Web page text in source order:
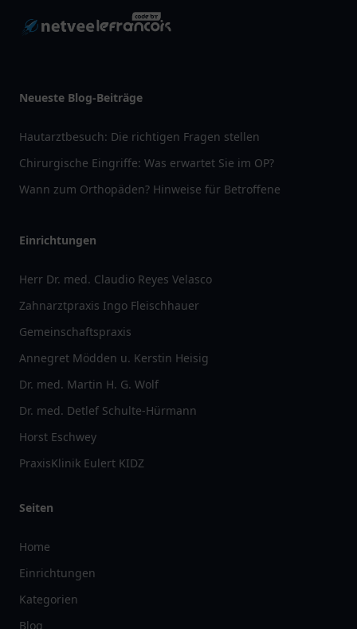
Neueste Blog-Beiträge
Hautarztbesuch: Die richtigen Fragen stellen
Chirurgische Eingriffe: Was erwartet Sie im OP?
Wann zum Orthopäden? Hinweise für Betroffene
Einrichtungen
Herr Dr. med. Claudio Reyes Velasco
Zahnarztpraxis Ingo Fleischhauer
Gemeinschaftspraxis
Annegret Mödden u. Kerstin Heisig
Dr. med. Martin H. G. Wolf
Dr. med. Detlef Schulte-Hürmann
Horst Eschwey
PraxisKlinik Eulert KIDZ
Seiten
Home
Einrichtungen
Kategorien
Blog